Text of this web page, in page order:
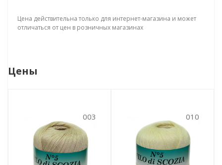
Цена действительна только для интернет-магазина и может
отличаться от цен в розничных магазинах
Цены
003 010